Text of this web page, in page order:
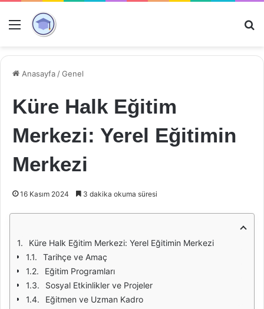
Menü
Anasayfa /Genel
Küre Halk Eğitim
Merkezi: Yerel Eğitimin
Merkezi
16 Kasım 2024 3 dakika okuma süresi
Küre Halk Eğitim Merkezi: Yerel Eğitimin Merkezi
Tarihçe ve Amaç
Eğitim Programları
Sosyal Etkinlikler ve Projeler
Eğitmen ve Uzman Kadro